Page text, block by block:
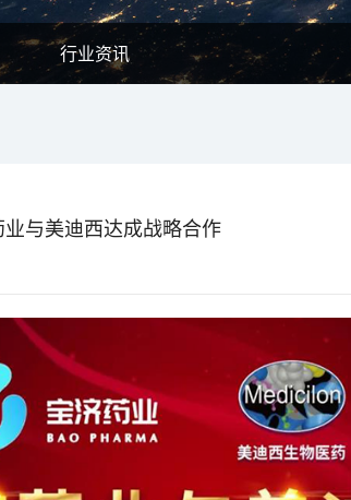
行业资讯
与美迪西达成战略合作